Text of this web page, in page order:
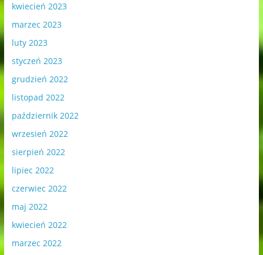
kwiecień 2023
marzec 2023
luty 2023
styczeń 2023
grudzień 2022
listopad 2022
październik 2022
wrzesień 2022
sierpień 2022
lipiec 2022
czerwiec 2022
maj 2022
kwiecień 2022
marzec 2022